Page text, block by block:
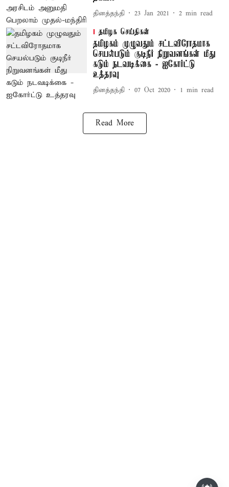
தினத்தந்தி 23 Jan 2021 2 min read
தமிழக செய்திகள்
தமிழகம் முழுவதும் சட்டவிரோதமாக
செயல்படும் குடிநீர் நிறுவனங்கள் மீது
கடும் நடவடிக்கை - ஐகோர்ட்டு
உத்தரவு
தினத்தந்தி 07 Oct 2020 1 min read
Read More